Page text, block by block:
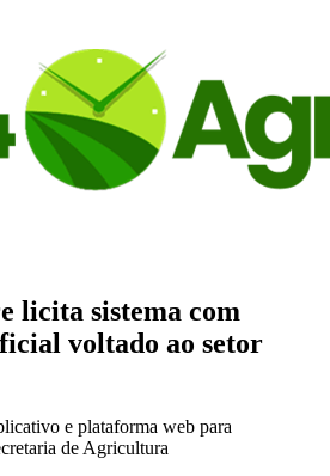
licita sistema com
voltado ao setor
e plataforma web para
de Agricultura